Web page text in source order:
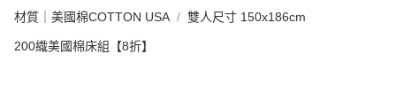
材質｜美國棉COTTON USA 雙人尺寸 150x186cm
200織美國棉床組【8折】